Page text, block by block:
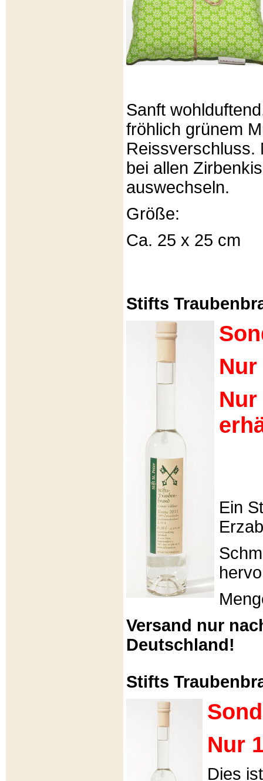
Sanft
fröhlich grünem
Reissverschluss.
bei allen
auswechseln.
Größe:
Ca. 25 x 25 cm
Stifts
Nur
Ein
Versand nur
Deutschland!
Stifts
Nur
Dies